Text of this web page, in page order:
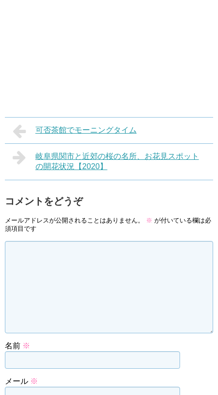
可否茶館でモーニングタイム
岐阜県関市と近郊の桜の名所、お花見スポット
の開花状況【2020】
コメントをどうぞ
メールアドレスが公開されることはありません。 ※ が付いている欄は必
須項目です
名前 ※
メール ※